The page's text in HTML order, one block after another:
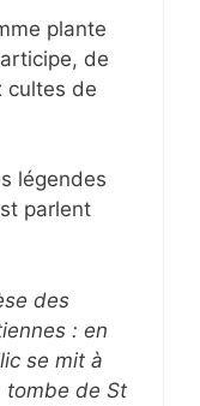
plante
de
cultes de
légendes
parlent
des
: en
se mit à
tombe de St